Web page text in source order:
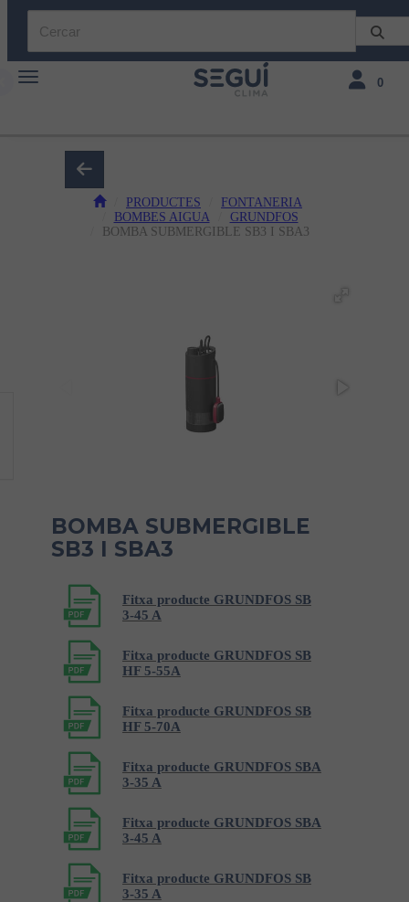
Toggle navigation Toggle
0
PRODUCTES
FONTANERIA
BOMBES AIGUA
GRUNDFOS
BOMBA SUBMERGIBLE SB3 I SBA3
BOMBA SUBMERGIBLE
SB3 I SBA3
Fitxa producte GRUNDFOS SB
3-45 A
Fitxa producte GRUNDFOS SB
HF 5-55A
Fitxa producte GRUNDFOS SB
HF 5-70A
Fitxa producte GRUNDFOS SBA
3-35 A
Fitxa producte GRUNDFOS SBA
3-45 A
Fitxa producte GRUNDFOS SB
3-35 A